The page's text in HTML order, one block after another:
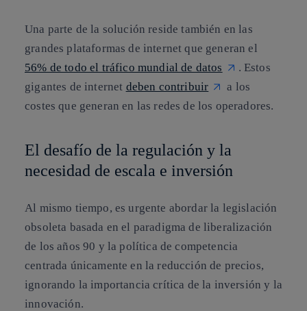
Una parte de la solución reside también en las
grandes plataformas de internet que generan el
56% de todo el tráfico mundial de datos
. Estos
gigantes de internet deben contribuir
a los
costes que generan en las redes de los operadores.
El desafío de la regulación y la
necesidad de escala e inversión
Al mismo tiempo, es urgente abordar la legislación
obsoleta basada en el paradigma de liberalización
de los años 90 y la política de competencia
centrada únicamente en la reducción de precios,
ignorando la importancia crítica de la inversión y la
innovación.